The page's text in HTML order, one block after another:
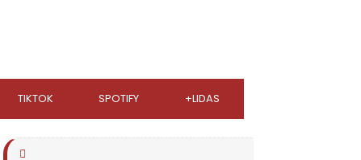
TIKTOK SPOTIFY +LIDAS